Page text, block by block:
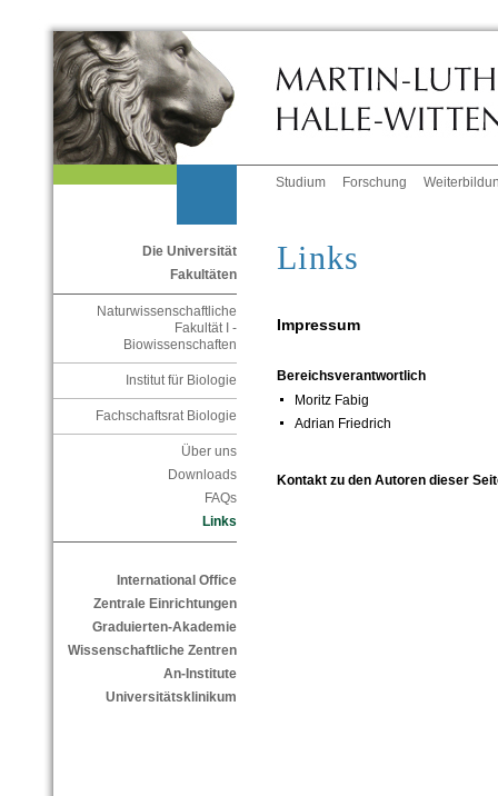
Studium Forschung
Die Universität
Fakultäten
Naturwissenschaftliche
Fakultät I -
Biowissenschaften
Institut für Biologie
Fachschaftsrat Biologie
Über uns
Downloads
FAQs
Links
International Office
Zentrale Einrichtungen
Graduierten-Akademie
Wissenschaftliche Zentren
An-Institute
Universitätsklinikum
Links
Impressum
Bereichsverantwortlich
Moritz Fabig
Adrian Friedrich
Kontakt zu den Autoren dieser